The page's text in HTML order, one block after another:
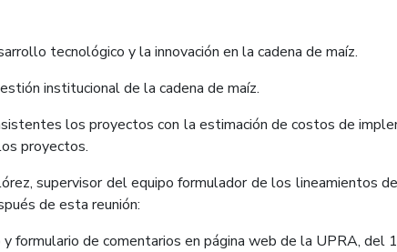
tecnológico y la innovación en la cadena de maíz.
institucional de la cadena de maíz.
los proyectos con la estimación de costos de
proyectos.
supervisor del equipo formulador de los lineamientos
de esta reunión:
formulario de comentarios en página web de la UPRA, del